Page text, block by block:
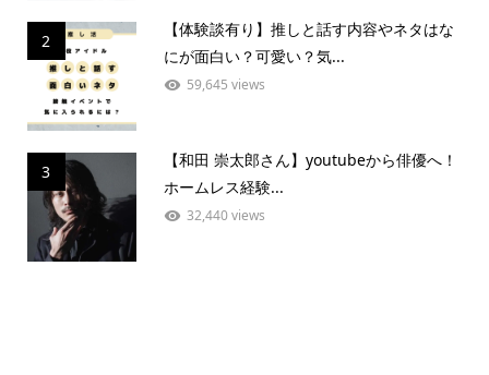
2
【体験談有り】推しと話す内容やネタはな
にが面白い？可愛い？気...
59,645 views
3
【和田 崇太郎さん】youtubeから俳優へ！
ホームレス経験...
32,440 views